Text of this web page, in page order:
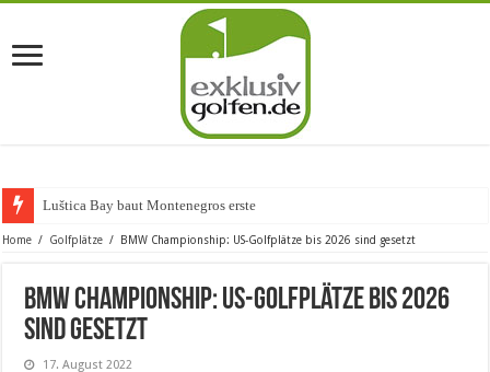
Luštica Bay baut Montenegros erste Golf-Commun
Home / Golfplätze / BMW Championship: US-Golfplätze bis 2026 sind gesetzt
BMW Championship: US-Golfplätze bis 2026
sind gesetzt
17. August 2022